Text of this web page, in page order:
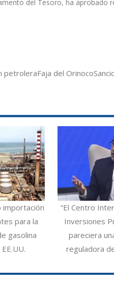
del Tesoro, ha aprobado
petroleraFaja del Orinoco
importación
para la
gasolina
“El Centro
Inversiones
pareciera
reguladora